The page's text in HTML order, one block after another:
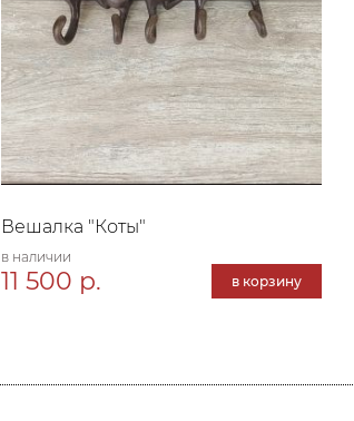
Вешалка "Коты"
в наличии
11 500 р. в корзину